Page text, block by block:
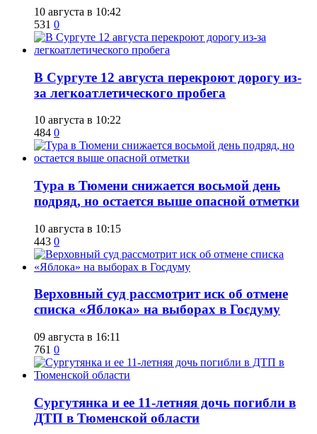
10 августа в 10:42
531 0
В Сургуте 12 августа перекроют дорогу из-
за легкоатлетического пробега
10 августа в 10:22
484 0
Тура в Тюмени снижается восьмой день
подряд, но остается выше опасной отметки
10 августа в 10:15
443 0
​Верховный суд рассмотрит иск об отмене
списка «Яблока» на выборах в Госдуму
09 августа в 16:11
761 0
Сургутянка и ее 11-летняя дочь погибли в
ДТП в Тюменской области